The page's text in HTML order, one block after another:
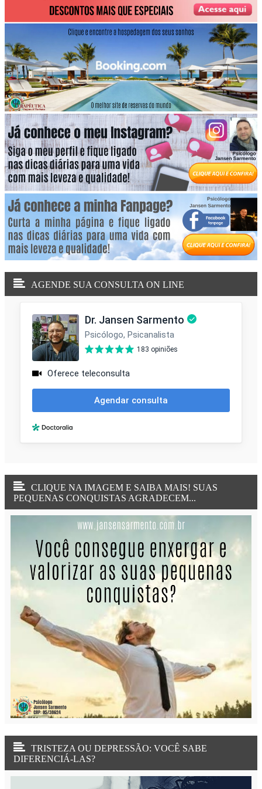
AGENDE SUA CONSULTA ON LINE
CLIQUE NA IMAGEM E SAIBA MAIS! SUAS
PEQUENAS CONQUISTAS AGRADECEM...
TRISTEZA OU DEPRESSÃO: VOCÊ SABE
DIFERENCIÁ-LAS?